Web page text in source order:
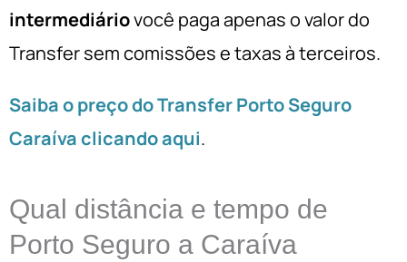
intermediáriovocê paga apenas o valor do
Transfer sem comissões e taxas à terceiros.
Saiba o preço do Transfer Porto Seguro
Caraíva clicando aqui.
Qual distância e tempo de
Porto Seguro a Caraíva